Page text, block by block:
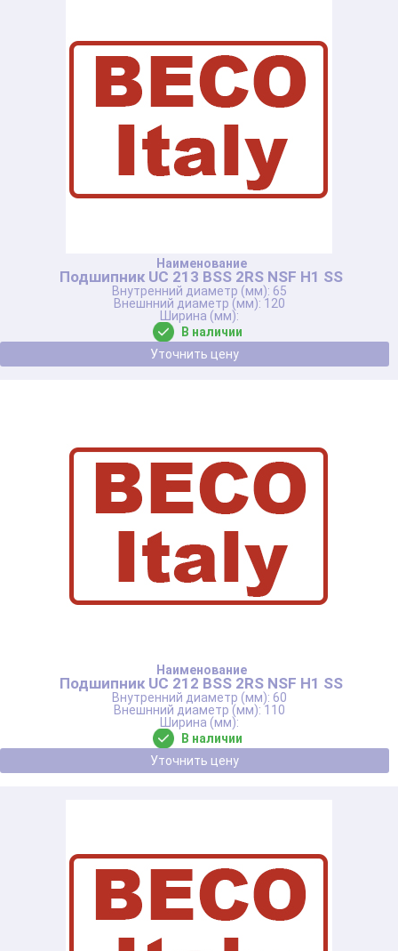
Подшипник UC 213 BSS 2RS NSF H1 SS
65
120
В наличии
Уточнить цену
Подшипник UC 212 BSS 2RS NSF H1 SS
60
110
В наличии
Уточнить цену